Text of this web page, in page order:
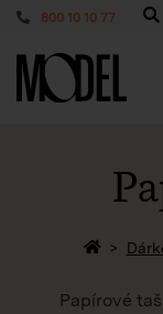
800 10 10 77
PackShop
Zpět na
Papírové